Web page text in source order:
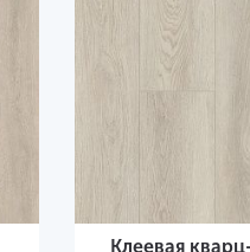
Клеевая